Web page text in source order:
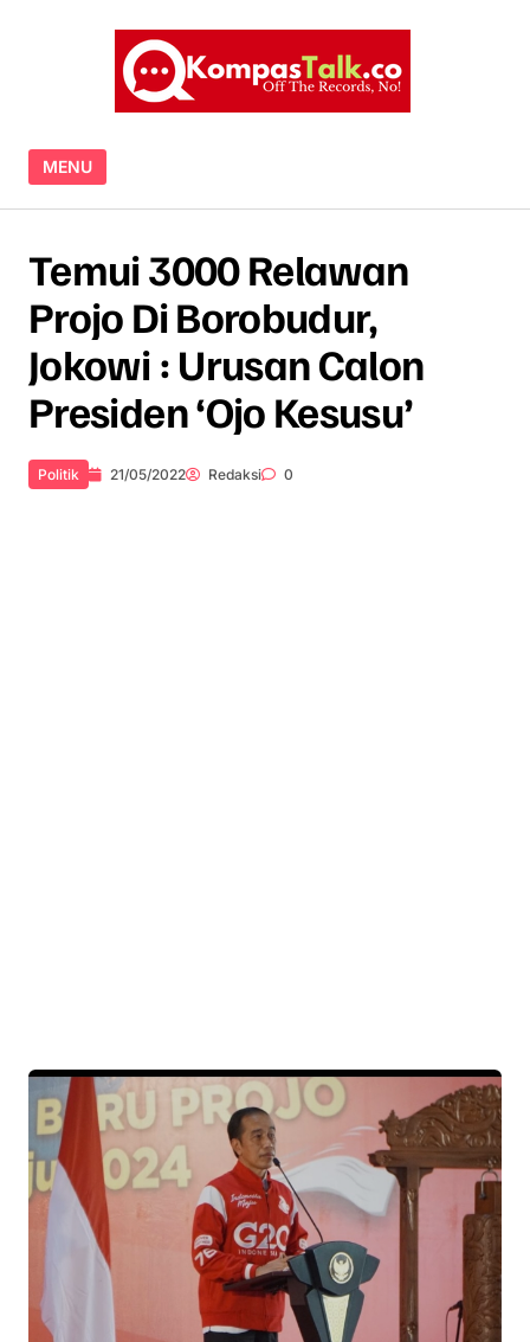
MENU
Temui 3000 Relawan
Projo Di Borobudur,
Jokowi : Urusan Calon
Presiden ‘Ojo Kesusu’
Politik 21/05/2022 Redaksi 0